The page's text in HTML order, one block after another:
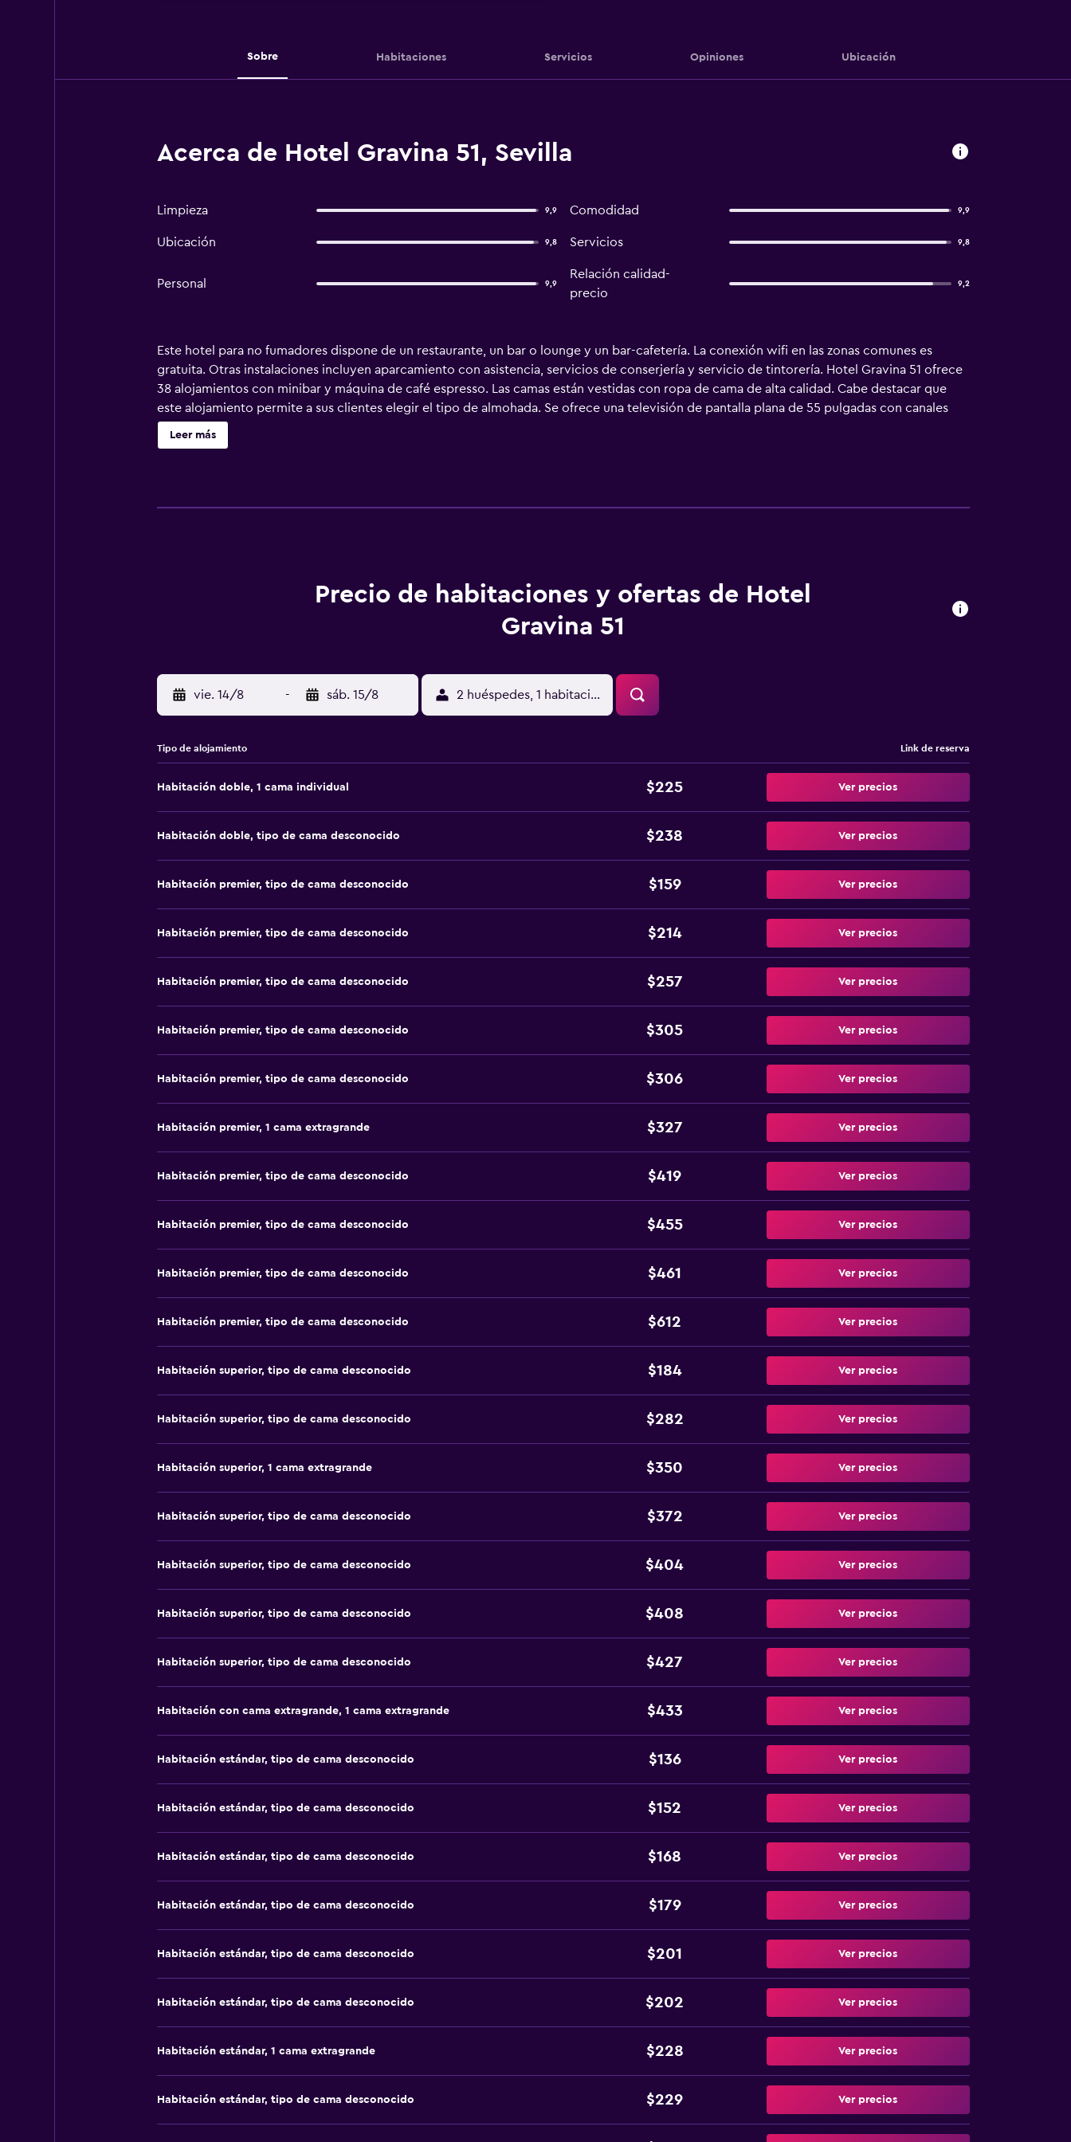
Sobre Habitaciones Servicios Opiniones Ubicación
Acerca de Hotel Gravina 51, Sevilla
Limpieza 9,9 Comodidad 9,9
Ubicación 9,8 Servicios 9,8
Personal 9,9
Relación calidad-
precio
9,2
Este hotel para no fumadores dispone de un restaurante, un bar o lounge y un bar-cafetería. La conexión wifi en las zonas comunes es
gratuita. Otras instalaciones incluyen aparcamiento con asistencia, servicios de conserjería y servicio de tintorería. Hotel Gravina 51 ofrece
38 alojamientos con minibar y máquina de café espresso. Las camas están vestidas con ropa de cama de alta calidad. Cabe destacar que
este alojamiento permite a sus clientes elegir el tipo de almohada. Se ofrece una televisión de pantalla plana de 55 pulgadas con canales
por cable y Netflix. Los baños están equipados con bañera o ducha, albornoces, zapatillas y artículos de higiene personal gratuitos. Este
hotel en Sevilla ofrece acceso a Internet wifi gratis. Los servicios para las personas de negocios incluyen cajas fuertes y teléfono; se ofrecen
Leer más
Precio de habitaciones y ofertas de Hotel
Gravina 51
vie. 14/8 - sáb. 15/8 2 huéspedes, 1 habitación
Tipo de alojamiento Link de reserva
Habitación doble, 1 cama individual $225 Ver precios
Habitación doble, tipo de cama desconocido $238 Ver precios
Habitación premier, tipo de cama desconocido $159 Ver precios
Habitación premier, tipo de cama desconocido $214 Ver precios
Habitación premier, tipo de cama desconocido $257 Ver precios
Habitación premier, tipo de cama desconocido $305 Ver precios
Habitación premier, tipo de cama desconocido $306 Ver precios
Habitación premier, 1 cama extragrande $327 Ver precios
Habitación premier, tipo de cama desconocido $419 Ver precios
Habitación premier, tipo de cama desconocido $455 Ver precios
Habitación premier, tipo de cama desconocido $461 Ver precios
Habitación premier, tipo de cama desconocido $612 Ver precios
Habitación superior, tipo de cama desconocido $184 Ver precios
Habitación superior, tipo de cama desconocido $282 Ver precios
Habitación superior, 1 cama extragrande $350 Ver precios
Habitación superior, tipo de cama desconocido $372 Ver precios
Habitación superior, tipo de cama desconocido $404 Ver precios
Habitación superior, tipo de cama desconocido $408 Ver precios
Habitación superior, tipo de cama desconocido $427 Ver precios
Habitación con cama extragrande, 1 cama extragrande $433 Ver precios
Habitación estándar, tipo de cama desconocido $136 Ver precios
Habitación estándar, tipo de cama desconocido $152 Ver precios
Habitación estándar, tipo de cama desconocido $168 Ver precios
Habitación estándar, tipo de cama desconocido $179 Ver precios
Habitación estándar, tipo de cama desconocido $201 Ver precios
Habitación estándar, tipo de cama desconocido $202 Ver precios
Habitación estándar, 1 cama extragrande $228 Ver precios
Habitación estándar, tipo de cama desconocido $229 Ver precios